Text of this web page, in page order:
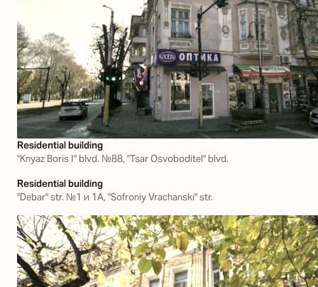
Residential building
"Knyaz Boris І" blvd. №88, "Tsar Osvoboditel" blvd.
Residential building
"Debar" str. №1 и 1А, "Sofroniy Vrachanski" str.